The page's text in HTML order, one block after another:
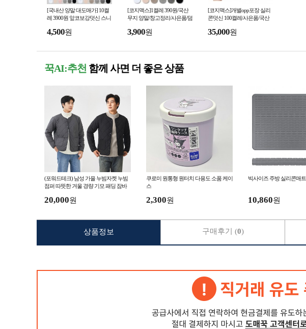
[국내산 양말 대도매가] 10켤
레 3900원 앞코보강덧신 스니
양말 페이크삭스 골
4,500원
[코지맥스]1켤레 390원/국산
무지 양말/창고정리/사은품/덤
3,900원
[코지맥스]개별opp포장 실리
콘덧신 100켤레/사은품/국산
35,000원
꾹AI:추천 함께 사면 더 좋은 상품
(포워드테크) 남성 가을 누빔자켓 누빔
점퍼 따뜻한 겨울 경량 기모 패딩 잠바
20,000원
쿠로미 원통형 원터치 다용도 소품 케이
스
2,300원
빅사이즈 주방 실리콘매트
10,860원
상품정보 구매후기 (0)